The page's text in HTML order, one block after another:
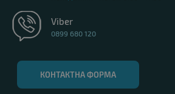
Viber
0899 680 120
КОНТАКТНА ФОРМА